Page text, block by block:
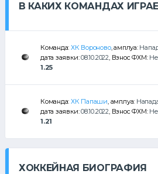
В КАКИХ КОМАНДАХ
Команда:ХК Вороново, амплуа:
дата заявки:08.10.2022, Взнос ФХМ:
1.25
Команда:ХК Папаши, амплуа:
дата заявки:08.10.2022, Взнос ФХМ:
1.21
ХОККЕЙНАЯ БИОГРАФИЯ